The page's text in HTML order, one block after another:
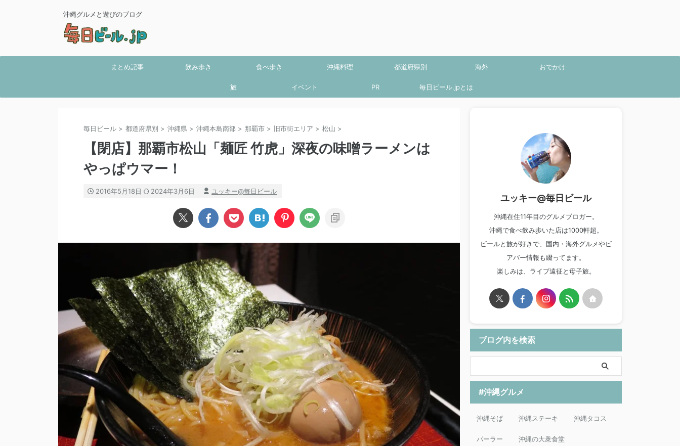
沖縄グルメと遊びのブログ
まとめ記事 飲み歩き 食べ歩き 沖縄料理 都道府県別 海外 おでかけ
旅 イベント PR 毎日ビール.jpとは
毎日ビール > 都道府県別 > 沖縄県 > 沖縄本島南部 > 那覇市 > 旧市街エリア > 松山 >
【閉店】那覇市松山「麺匠 竹虎」深夜の味噌ラーメンは
やっぱウマー！
2016年5月18日 2024年3月6日 ユッキー@毎日ビール
ユッキー@毎日ビール
沖縄在住11年目のグルメブロガー。
沖縄で食べ飲み歩いた店は1000軒超。
ビールと旅が好きで、国内・海外グルメやビ
アバー情報も綴ってます。
楽しみは、ライブ遠征と母子旅。
ブログ内を検索
#沖縄グルメ
沖縄そば 沖縄ステーキ 沖縄タコス
パーラー 沖縄の大衆食堂